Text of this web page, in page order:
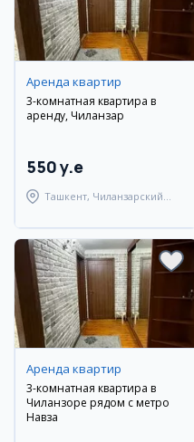
Аренда квартир
3-комнатная квартира в
аренду, Чиланзар
550 y.e
Ташкент, Чиланзарский
Аренда квартир
3-комнатная квартира в
Чиланзоре рядом с метро
Навза